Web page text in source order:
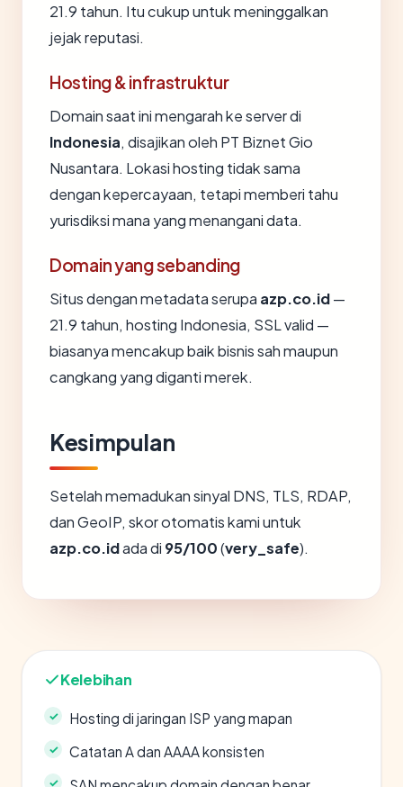
21.9 tahun. Itu cukup untuk meninggalkan
jejak reputasi.
Hosting & infrastruktur
Domain saat ini mengarah ke server di
Indonesia, disajikan oleh PT Biznet Gio
Nusantara. Lokasi hosting tidak sama
dengan kepercayaan, tetapi memberi tahu
yurisdiksi mana yang menangani data.
Domain yang sebanding
Situs dengan metadata serupa azp.co.id—
21.9 tahun, hosting Indonesia, SSL valid —
biasanya mencakup baik bisnis sah maupun
cangkang yang diganti merek.
Kesimpulan
Setelah memadukan sinyal DNS, TLS, RDAP,
dan GeoIP, skor otomatis kami untuk
azp.co.idada di 95/100(very_safe).
Kelebihan
Hosting di jaringan ISP yang mapan
Catatan A dan AAAA konsisten